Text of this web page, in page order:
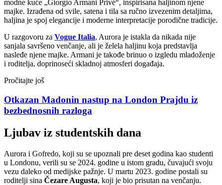
modne kuće „Giorgio Armani Privé“, inspirisana haljinom njene
majke. Izrađena od svile, satena i tila sa ručno izvezenim detaljima,
haljina je spoj elegancije i moderne interpretacije porodične tradicije.
U razgovoru za Vogue Italia, Aurora je istakla da nikada nije
sanjala savršeno venčanje, ali je želela haljinu koja predstavlja
nasleđe njene majke. Armani je takođe brinuo o izgledu mladoženje
i roditelja, doprinoseći skladnoj atmosferi događaja.
Pročitajte još
Otkazan Madonin nastup na London Prajdu iz
bezbednosnih razloga
Ljubav iz studentskih dana
Aurora i Gofredo, koji su se upoznali pre deset godina kao studenti
u Londonu, verili su se 2024. godine u istom gradu, čuvajući svoju
vezu daleko od medijske pažnje. U martu 2023. godine postali su
roditelji sina Čezare Augusta, koji je bio prisutan na venčanju.